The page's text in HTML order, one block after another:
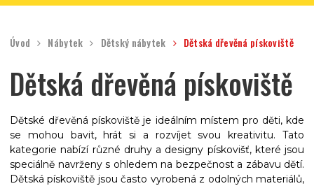
Úvod Nábytek Dětský nábytek Dětská dřevěná pískoviště
Dětská dřevěná pískoviště
Dětské dřevěná pískoviště je ideálním místem pro děti, kde
se mohou bavit, hrát si a rozvíjet svou kreativitu. Tato
kategorie nabízí různé druhy a designy pískovišť, které jsou
speciálně navrženy s ohledem na bezpečnost a zábavu dětí.
Dětská pískoviště jsou často vyrobená z odolných materiálů,